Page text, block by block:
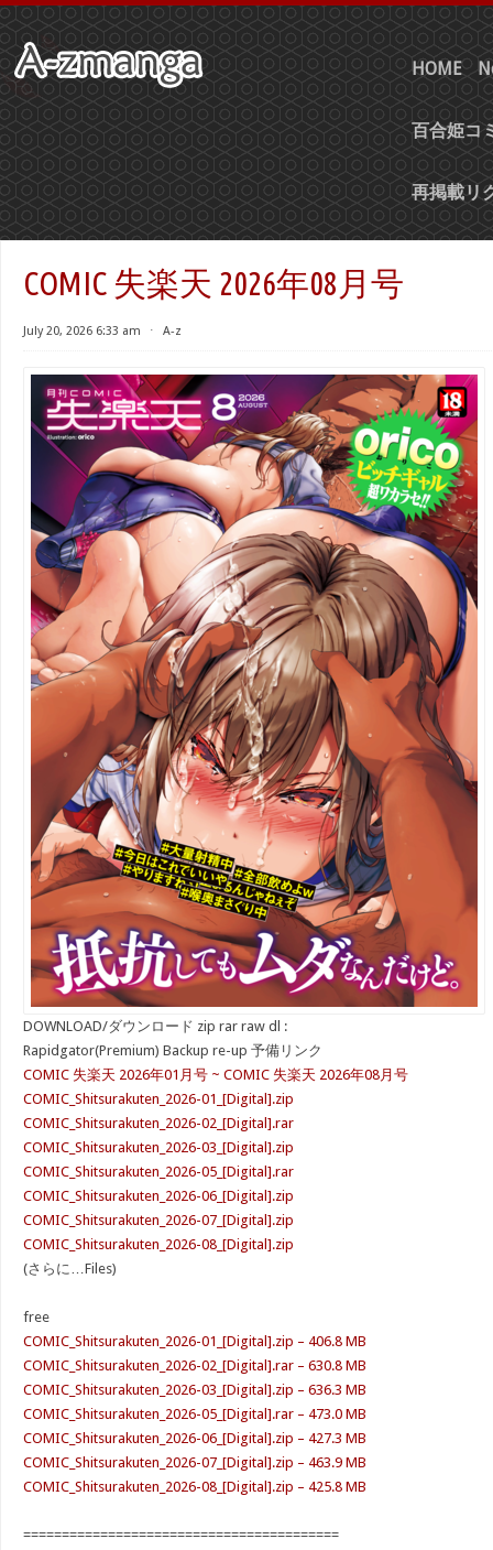
HOME
百合姫コ
再掲載リ
COMIC 失楽天 2026年08月号
July 20, 2026 6:33 am ⋅ A-z
DOWNLOAD/ダウンロード zip rar raw dl :
Rapidgator(Premium) Backup re-up 予備リンク
COMIC 失楽天 2026年01月号 ~ COMIC 失楽天 2026年08月号
COMIC_Shitsurakuten_2026-01_[Digital].zip
COMIC_Shitsurakuten_2026-02_[Digital].rar
COMIC_Shitsurakuten_2026-03_[Digital].zip
COMIC_Shitsurakuten_2026-05_[Digital].rar
COMIC_Shitsurakuten_2026-06_[Digital].zip
COMIC_Shitsurakuten_2026-07_[Digital].zip
COMIC_Shitsurakuten_2026-08_[Digital].zip
(さらに…Files)
free
COMIC_Shitsurakuten_2026-01_[Digital].zip – 406.8 MB
COMIC_Shitsurakuten_2026-02_[Digital].rar – 630.8 MB
COMIC_Shitsurakuten_2026-03_[Digital].zip – 636.3 MB
COMIC_Shitsurakuten_2026-05_[Digital].rar – 473.0 MB
COMIC_Shitsurakuten_2026-06_[Digital].zip – 427.3 MB
COMIC_Shitsurakuten_2026-07_[Digital].zip – 463.9 MB
COMIC_Shitsurakuten_2026-08_[Digital].zip – 425.8 MB
=========================================